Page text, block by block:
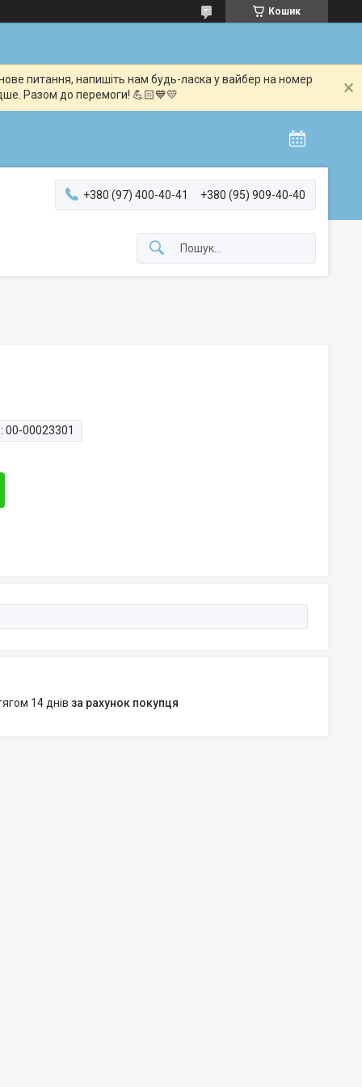
Кошик
питання, напишіть нам будь-ласка у вайбер на номер
Разом до перемоги! 💪🏻💙💛
+380 (97) 400-40-41 +380 (95) 909-40-40
00-00023301
14 днів за рахунок покупця